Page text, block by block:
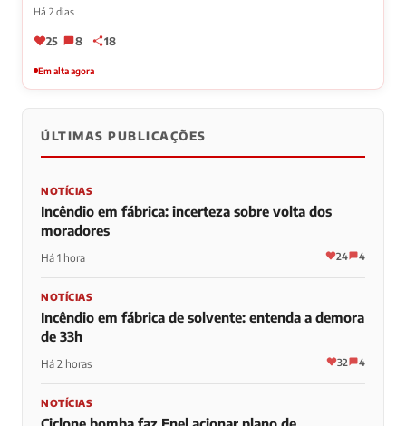
Há 2 dias
25 8 18
Em alta agora
ÚLTIMAS PUBLICAÇÕES
NOTÍCIAS
Incêndio em fábrica: incerteza sobre volta dos
moradores
Há 1 hora 24 4
NOTÍCIAS
Incêndio em fábrica de solvente: entenda a demora
de 33h
Há 2 horas 32 4
NOTÍCIAS